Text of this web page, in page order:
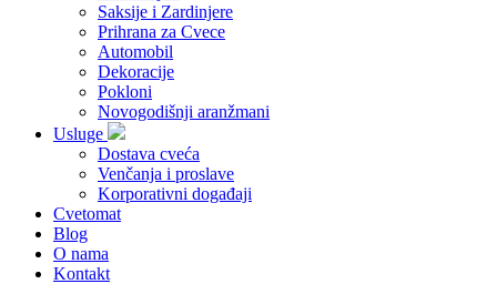
Saksije i Zardinjere
Prihrana za Cvece
Automobil
Dekoracije
Pokloni
Novogodišnji aranžmani
Usluge
Dostava cveća
Venčanja i proslave
Korporativni događaji
Cvetomat
Blog
O nama
Kontakt